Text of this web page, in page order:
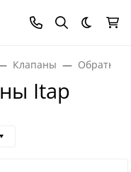
Темная
Клапаны Обратные
Itap